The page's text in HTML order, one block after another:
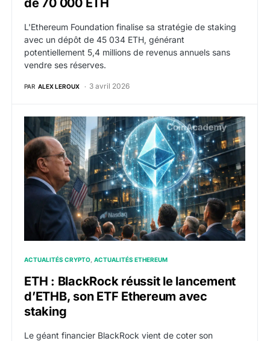
de 70 000 ETH
L'Ethereum Foundation finalise sa stratégie de staking
avec un dépôt de 45 034 ETH, générant
potentiellement 5,4 millions de revenus annuels sans
vendre ses réserves.
PAR ALEX LEROUX 3 avril 2026
ETH : BlackRock réussit le lancement d’ETHB, son
ACTUALITÉS CRYPTO ACTUALITÉS ETHEREUM
ETH : BlackRock réussit le lancement
d’ETHB, son ETF Ethereum avec
staking
Le géant financier BlackRock vient de coter son